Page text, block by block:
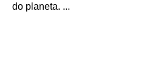
do planeta. ...